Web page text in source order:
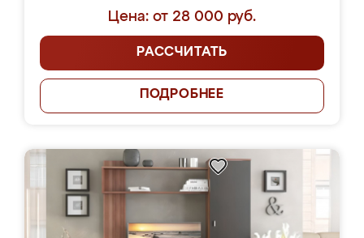
Цена: от 28 000 руб.
РАССЧИТАТЬ
ПОДРОБНЕЕ